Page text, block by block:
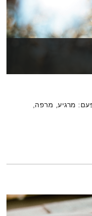
מרגיע, מרפה,